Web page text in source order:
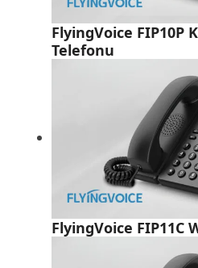
FlyingVoice FIP10P
Telefonu
FlyingVoice FIP11C